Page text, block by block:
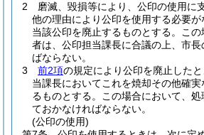
2
磨滅、毀損等により、公印の使用に
他の理由により公印を使用する必要が
当該公印を廃止するものとする。
こ
者は、公印担当課長に合議の上、市
ばならない。
3
前2項の規定により公印を廃止した
当課長においてこれを焼却その他確
るものとする。
この場合において、
ておかなければならない。
(公印の使用)